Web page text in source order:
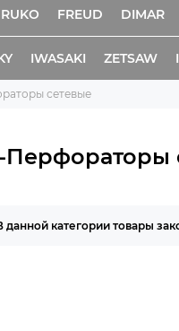
RUKO FREUD DIMAR
IWASAKI ZETSAW
сетевые
Перфораторы
данной категории товары